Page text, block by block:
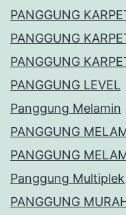
PANGGUNG
PANGGUNG
PANGGUNG
PANGGUNG LEVEL
Panggung Melamin
PANGGUNG
PANGGUNG
Panggung Multiplek
PANGGUNG